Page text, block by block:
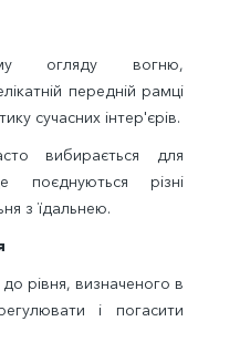
огляду вогню,
передній рамці
сучасних інтер'єрів.
вибирається для
поєднуються різні
з їдальнею.
рівня, визначеного в
і погасити